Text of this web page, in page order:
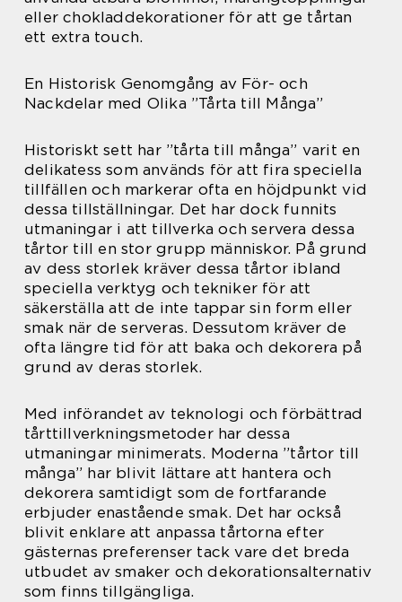
eller chokladdekorationer för att ge tårtan
ett extra touch.
En Historisk Genomgång av För- och
Nackdelar med Olika ”Tårta till Många”
Historiskt sett har ”tårta till många” varit en
delikatess som används för att fira speciella
tillfällen och markerar ofta en höjdpunkt vid
dessa tillställningar. Det har dock funnits
utmaningar i att tillverka och servera dessa
tårtor till en stor grupp människor. På grund
av dess storlek kräver dessa tårtor ibland
speciella verktyg och tekniker för att
säkerställa att de inte tappar sin form eller
smak när de serveras. Dessutom kräver de
ofta längre tid för att baka och dekorera på
grund av deras storlek.
Med införandet av teknologi och förbättrad
tårttillverkningsmetoder har dessa
utmaningar minimerats. Moderna ”tårtor till
många” har blivit lättare att hantera och
dekorera samtidigt som de fortfarande
erbjuder enastående smak. Det har också
blivit enklare att anpassa tårtorna efter
gästernas preferenser tack vare det breda
utbudet av smaker och dekorationsalternativ
som finns tillgängliga.